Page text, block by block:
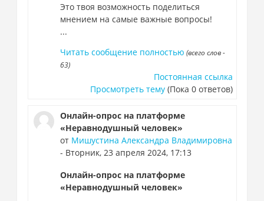
Это твоя возможность поделиться
мнением на самые важные вопросы!
...
Читать сообщение полностью (всего слов -
63)
Постоянная ссылка
Просмотреть тему(Пока 0 ответов)
Онлайн-опрос на платформе
«Неравнодушный человек»
от Мишустина Александра Владимировна
- Вторник, 23 апреля 2024, 17:13
Онлайн-опрос на платформе
«Неравнодушный человек»